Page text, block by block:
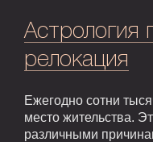
Астрология
релокация
Ежегодно сотни
место жительства.
различными